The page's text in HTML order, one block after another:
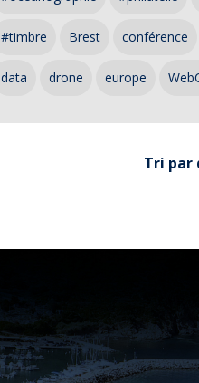
#timbre Brest conférence
data drone europe
Tri par